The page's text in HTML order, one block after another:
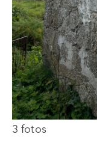
3 fotos